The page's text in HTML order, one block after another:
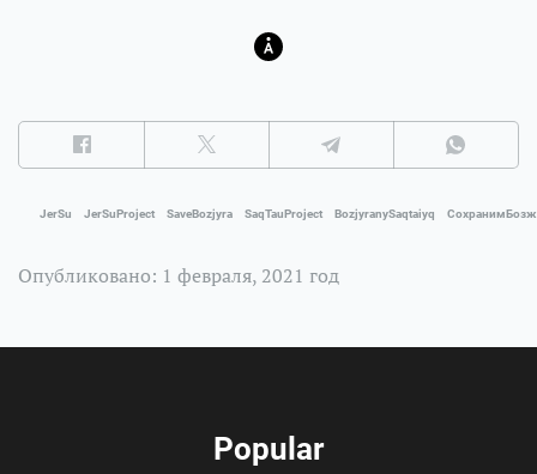
JerSu JerSuProject SaveBozjyra SaqTauProject BozjyranySaqtaiyq
Опубликовано: 1 февраля, 2021 год
Popular